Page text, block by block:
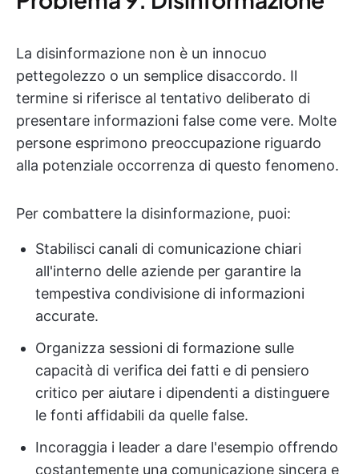
La disinformazione non è un innocuo
pettegolezzo o un semplice disaccordo. Il
termine si riferisce al tentativo deliberato di
presentare informazioni false come vere. Molte
persone esprimono preoccupazione riguardo
alla potenziale occorrenza di questo fenomeno.
Per combattere la disinformazione, puoi:
Stabilisci canali di comunicazione chiari
all'interno delle aziende per garantire la
tempestiva condivisione di informazioni
accurate.
Organizza sessioni di formazione sulle
capacità di verifica dei fatti e di pensiero
critico per aiutare i dipendenti a distinguere
le fonti affidabili da quelle false.
Incoraggia i leader a dare l'esempio offrendo
costantemente una comunicazione sincera e